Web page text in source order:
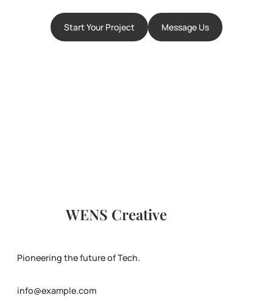
Start Your Project Message Us
WENS Creative
Pioneering the future of Tech.
info@example.com